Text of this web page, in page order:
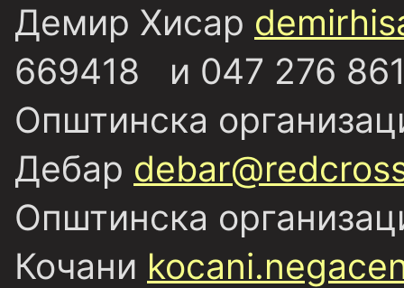
Демир Хисар
669418 и 047 276
Општинска
Дебар
Општинска
Кочани